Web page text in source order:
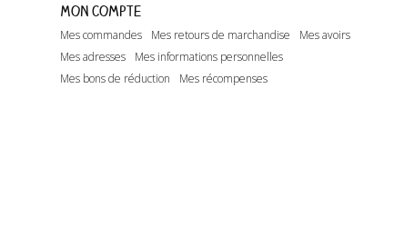
Mon compte
Mes commandes Mes retours de marchandise
Mes avoirs
Mes adresses
Mes informations personnelles
Mes bons de réduction
Mes récompenses